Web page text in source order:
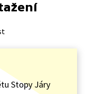
Stopy Járy